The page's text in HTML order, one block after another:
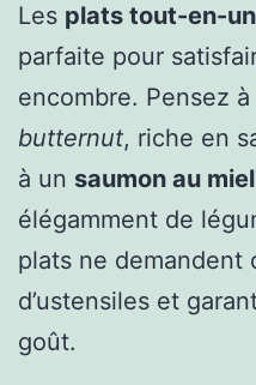
Les plats tout-en-un
parfaite pour
encombre. Pensez à
butternut, riche en
à un saumon au miel
élégamment de
plats ne demandent
d’ustensiles et
goût.